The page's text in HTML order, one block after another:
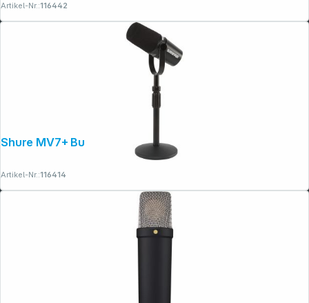
Artikel-Nr.:116442
Shure MV7+ Bundle schwarz
Artikel-Nr.:116414